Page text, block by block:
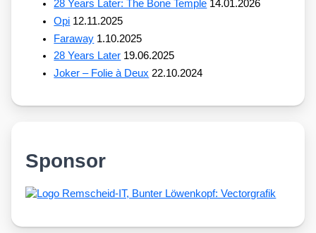
28 Years Later: The Bone Temple 14.01.2026
Opi 12.11.2025
Faraway 1.10.2025
28 Years Later 19.06.2025
Joker – Folie à Deux 22.10.2024
Sponsor